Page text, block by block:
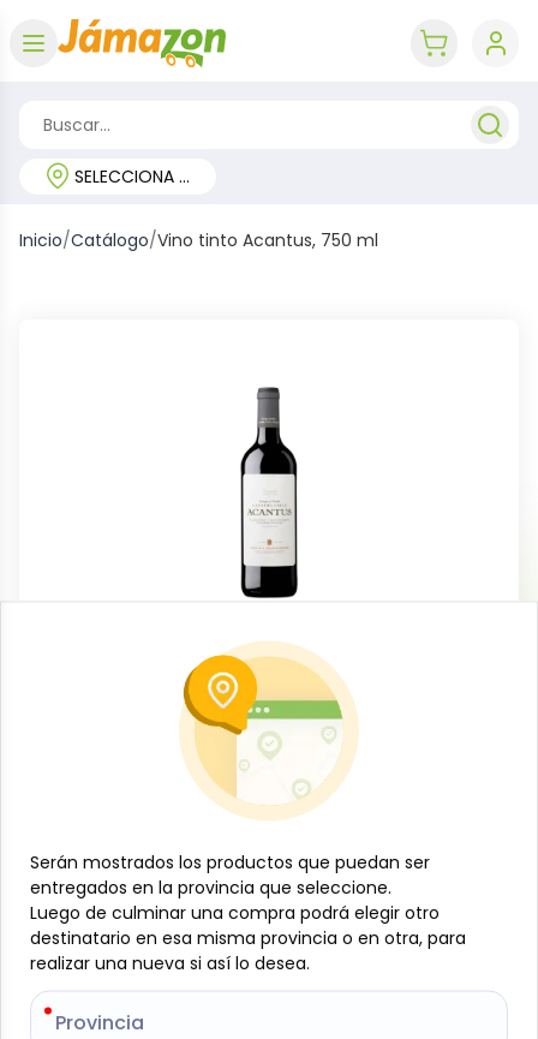
SELECCIONA TU REGIÓN
Inicio/Catálogo/Vino tinto Acantus, 750 ml
Vino tinto Acantus, 750 ml
B- JAM-001-1187
Especificaciones
Este producto está limitado a los usuarios mayores de 21 años
-
Serán mostrados los productos que puedan ser
entregados en la provincia que seleccione.
Luego de culminar una compra podrá elegir otro
destinatario en esa misma provincia o en otra, para
realizar una nueva si así lo desea.
Provincia
Serán mostrados los productos que puedan ser
entregados en la provincia que seleccione.
Luego de culminar una compra podrá elegir otro
destinatario en esa misma provincia o en otra, para
realizar una nueva si así lo desea.
Provincia